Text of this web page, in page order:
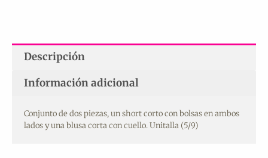
Descripción
Información adicional
Conjunto de dos piezas, un short corto con bolsas en ambos
lados y una blusa corta con cuello. Unitalla (5/9)